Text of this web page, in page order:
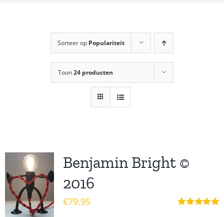
Sorteer op Populariteit
Toon24 producten
Benjamin Bright ©
2016
€79.95